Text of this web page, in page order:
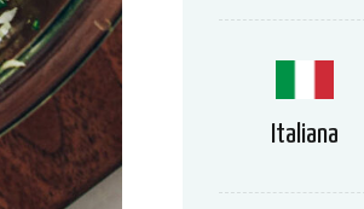
Italiana